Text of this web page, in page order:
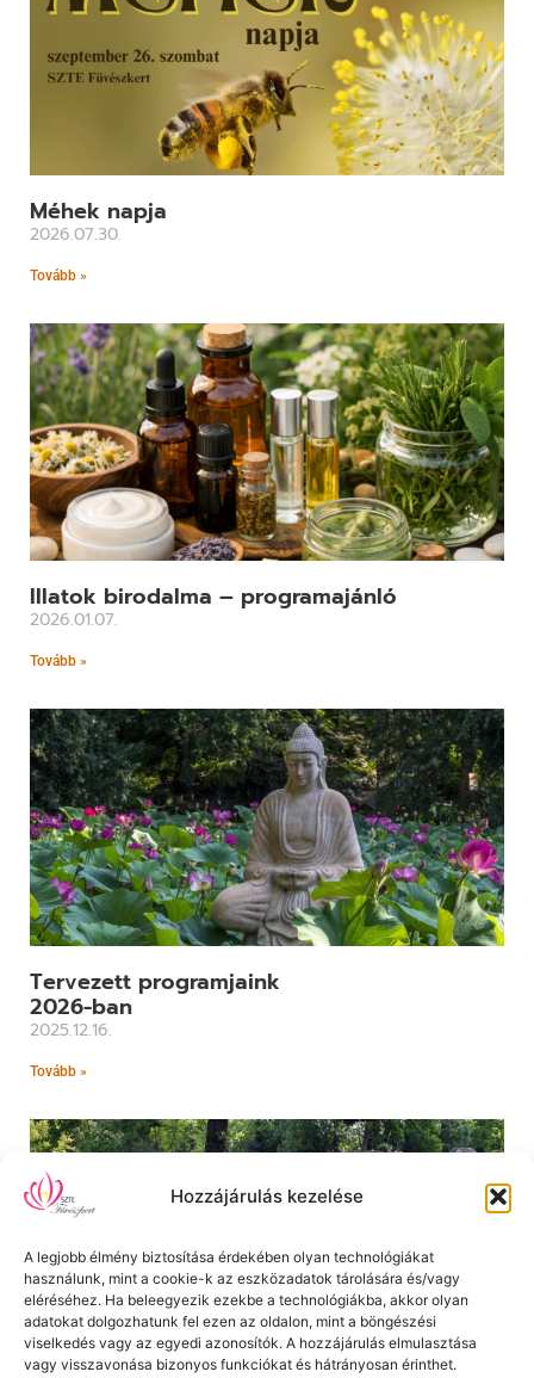
Hozzájárulás kezelése
A legjobb élmény biztosítása érdekében olyan technológiákat
használunk, mint a cookie-k az eszközadatok tárolására és/vagy
eléréséhez. Ha beleegyezik ezekbe a technológiákba, akkor olyan
adatokat dolgozhatunk fel ezen az oldalon, mint a böngészési
viselkedés vagy az egyedi azonosítók. A hozzájárulás elmulasztása
vagy visszavonása bizonyos funkciókat és hátrányosan érinthet.
Méhek napja
2026.07.30.
Tovább »
Illatok birodalma – programajánló
2026.01.07.
Tovább »
Tervezett programjaink
2026-ban
2025.12.16.
Tovább »